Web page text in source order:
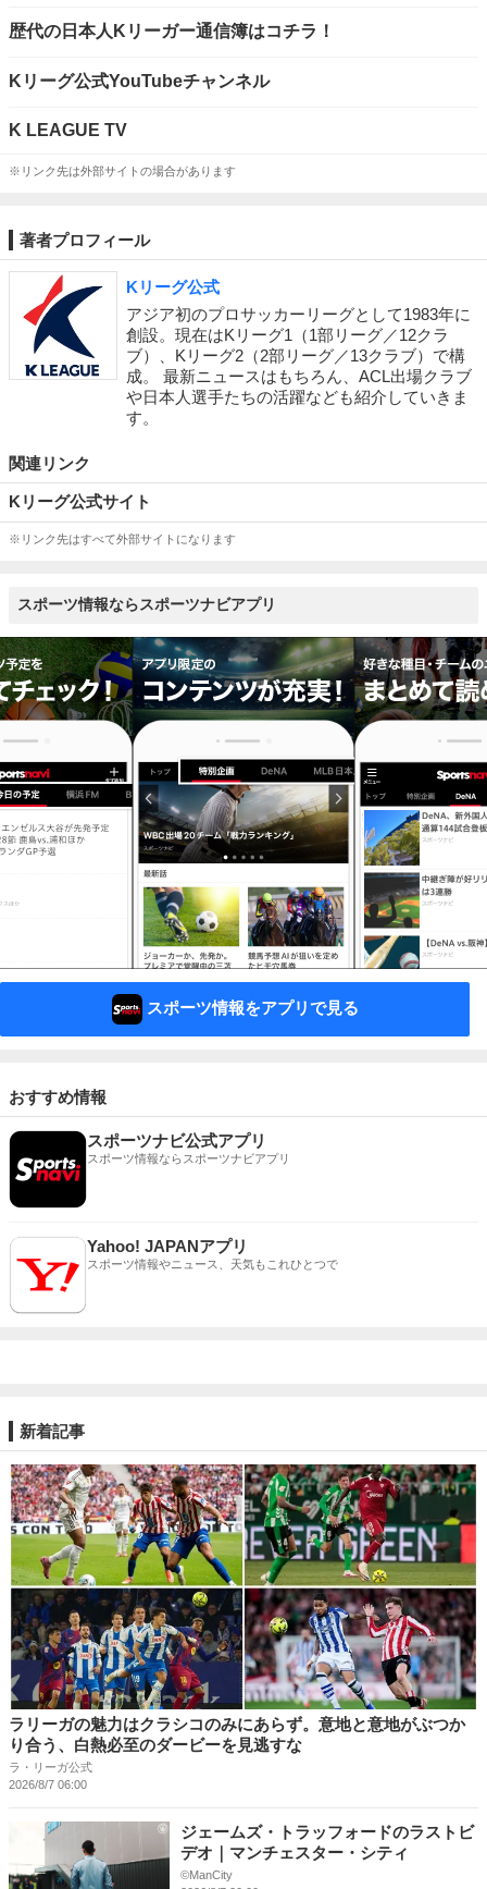
歴代の日本人Kリーガー通信簿はコチラ！
Kリーグ公式YouTubeチャンネル
K LEAGUE TV
※リンク先は外部サイトの場合があります
著者プロフィール
Kリーグ公式
アジア初のプロサッカーリーグとして1983年に
創設。現在はKリーグ1（1部リーグ／12クラ
ブ）、Kリーグ2（2部リーグ／13クラブ）で構
成。 最新ニュースはもちろん、ACL出場クラブ
や日本人選手たちの活躍なども紹介していきま
す。
関連リンク
Kリーグ公式サイト
※リンク先はすべて外部サイトになります
スポーツ情報ならスポーツナビアプリ
スポーツ情報をアプリで見る
おすすめ情報
スポーツナビ公式アプリ
スポーツ情報ならスポーツナビアプリ
Yahoo! JAPANアプリ
スポーツ情報やニュース、天気もこれひとつで
新着記事
ラリーガの魅力はクラシコのみにあらず。意地と意地がぶつか
り合う、白熱必至のダービーを見逃すな
ラ・リーガ公式
2026/8/7 06:00
ジェームズ・トラッフォードのラストビ
デオ｜マンチェスター・シティ
©ManCity